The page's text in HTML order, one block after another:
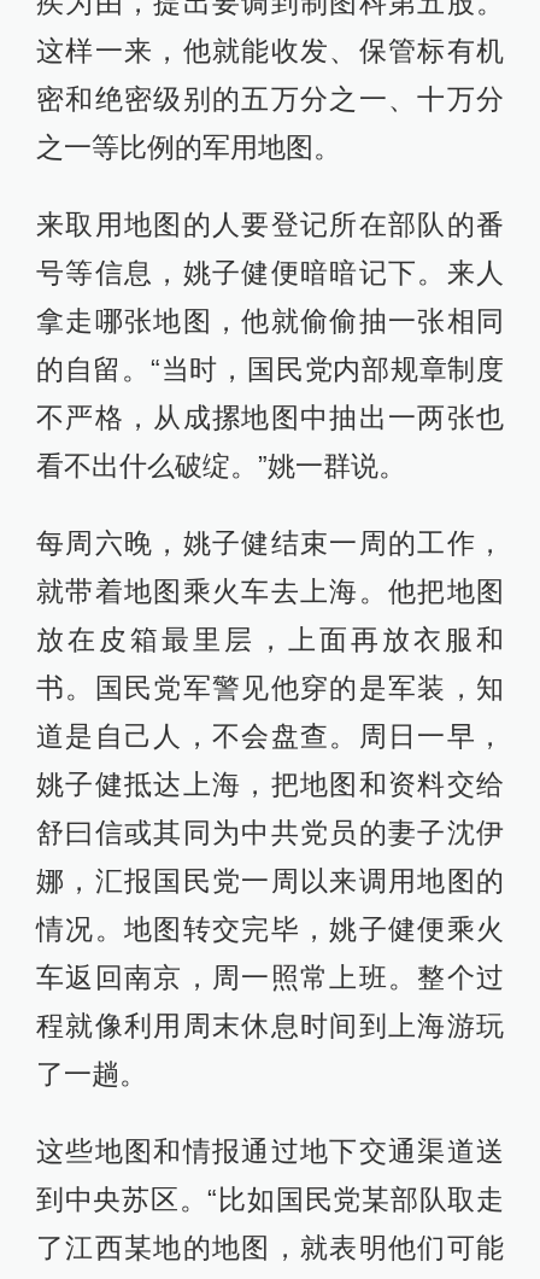
这样一来，他就能收发、保管标有机
密和绝密级别的五万分之一、十万分
之一等比例的军用地图。
来取用地图的人要登记所在部队的番
号等信息，姚子健便暗暗记下。来人
拿走哪张地图，他就偷偷抽一张相同
的自留。“当时，国民党内部规章制度
不严格，从成摞地图中抽出一两张也
看不出什么破绽。”姚一群说。
每周六晚，姚子健结束一周的工作，
就带着地图乘火车去上海。他把地图
放在皮箱最里层，上面再放衣服和
书。国民党军警见他穿的是军装，知
道是自己人，不会盘查。周日一早，
姚子健抵达上海，把地图和资料交给
舒曰信或其同为中共党员的妻子沈伊
娜，汇报国民党一周以来调用地图的
情况。地图转交完毕，姚子健便乘火
车返回南京，周一照常上班。整个过
程就像利用周末休息时间到上海游玩
了一趟。
这些地图和情报通过地下交通渠道送
到中央苏区。“比如国民党某部队取走
了江西某地的地图，就表明他们可能